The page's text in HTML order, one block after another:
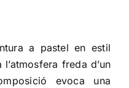
a pastel en estil
freda d’un
evoca una